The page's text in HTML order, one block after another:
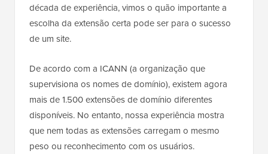
década de experiência, vimos o quão importante a
escolha da extensão certa pode ser para o sucesso
de um site.
De acordo com a ICANN (a organização que
supervisiona os nomes de domínio), existem agora
mais de 1.500 extensões de domínio diferentes
disponíveis. No entanto, nossa experiência mostra
que nem todas as extensões carregam o mesmo
peso ou reconhecimento com os usuários.